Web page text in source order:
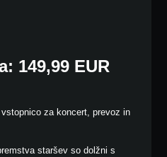
149,99 EUR
za koncert, prevoz in
staršev so dolžni s